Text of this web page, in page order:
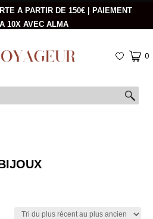
A PARTIR DE 150€ | PAIEMENT
10X AVEC ALMA
0